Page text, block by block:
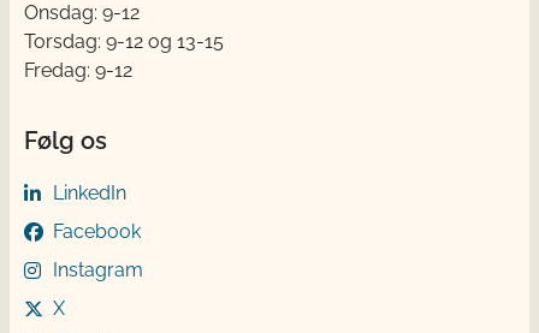
Onsdag: 9-12
Torsdag: 9-12 og 13-15
Fredag: 9-12
Følg os
LinkedIn
Facebook
Instagram
X